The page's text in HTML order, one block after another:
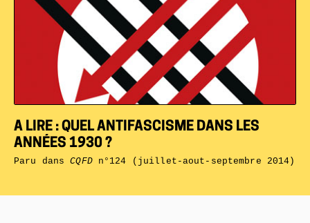
A LIRE : QUEL ANTIFASCISME DANS LES
ANNÉES 1930 ?
Paru dansCQFDn°124 (juillet-aout-septembre 2014)